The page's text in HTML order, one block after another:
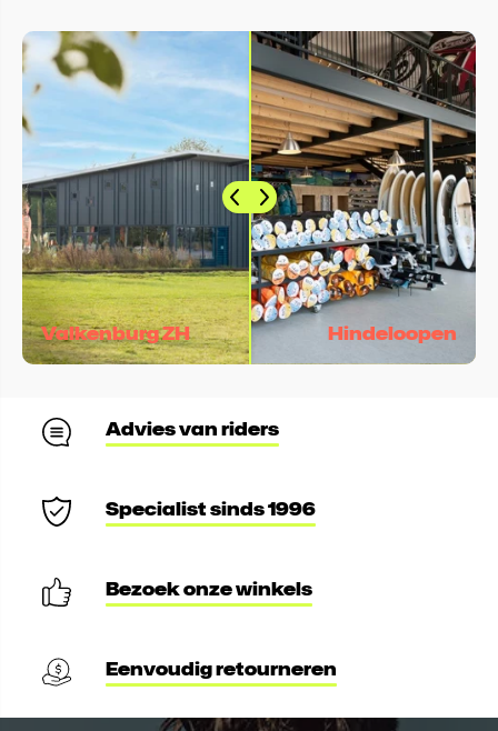
Valkenburg ZH Hindeloopen
Advies van riders
Specialist sinds 1996
Bezoek onze winkels
Eenvoudig retourneren